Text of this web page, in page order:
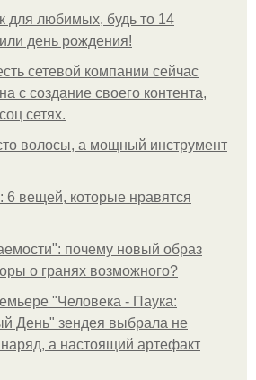
для любимых, будь то 14
день рождения!
сетевой компании сейчас
с создание своего контента,
сетях.
волосы, а мощный инструмент
6 вещей, которые нравятся
почему новый образ
о гранях возможного?
"Человека - Паука:
День" зендея выбрала не
а настоящий артефакт